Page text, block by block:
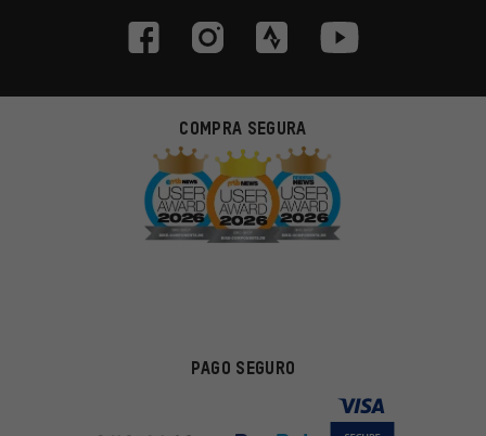
COMPRA SEGURA
PAGO SEGURO